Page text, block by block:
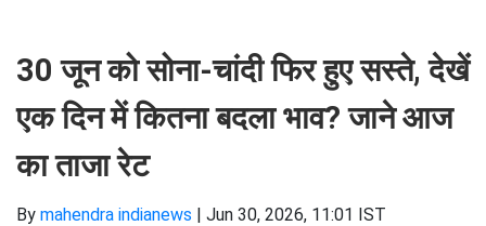
30 जून को सोना-चांदी फिर हुए सस्ते, देखें
एक दिन में कितना बदला भाव? जाने आज
का ताजा रेट
By mahendra indianews | Jun 30, 2026, 11:01 IST